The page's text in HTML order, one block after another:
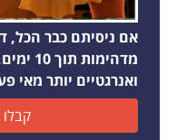
אם ניסיתם כבר הכל,
ואנרגטיים יותר מאי
קבלו